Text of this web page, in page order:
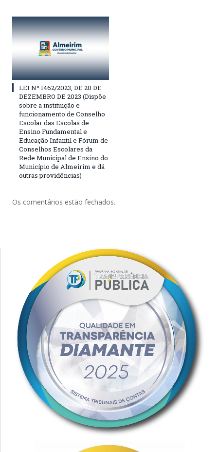
LEI Nº 1462/2023, DE 20 DE
DEZEMBRO DE 2023 (Dispõe
sobre a instituição e
funcionamento de Conselho
Escolar das Escolas de
Ensino Fundamental e
Educação Infantil e Fórum de
Conselhos Escolares da
Rede Municipal de Ensino do
Município de Almeirim e dá
outras providências)
Os comentários estão fechados.